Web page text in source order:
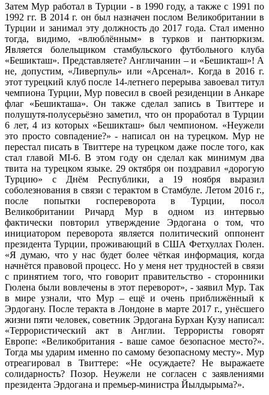
Затем Мур работал в Турции - в 1990 году, а также с 1991 по
1992 гг. В 2014 г. он был назначен послом Великобритании в
Турции и занимал эту должность до 2017 года. Стал именно
тогда, видимо, «влюблённым» в турков и пантюркизм.
Является болельщиком стамбульского футбольного клуба
«Бешикташ». Представляете? Англичанин – и «Бешикташ»! А
не, допустим, «Ливерпуль» или «Арсенал». Когда в 2016 г.
этот турецкий клуб после 14-летнего перерыва завоевал титул
чемпиона Турции, Мур повесил в своей резиденции в Анкаре
флаг «Бешикташа». Он также сделал запись в Твиттере и
полушутя-полусерьёзно заметил, что он проработал в Турции
6 лет, 4 из которых «Бешикташ» был чемпионом. «Неужели
это просто совпадение?» - написал он на турецком. Мур не
перестал писать в Твиттере на турецком даже после того, как
стал главой MI-6. В этом году он сделал как минимум два
твита на турецком языке. 29 октября он поздравил «дорогую
Турцию» с Днём Республики, а 19 ноября выразил
соболезнования в связи с терактом в Стамбуле. Летом 2016 г.,
после попытки госпереворота в Турции, посол
Великобритании Ричард Мур в одном из интервью
фактически повторил утверждение Эрдогана о том, что
инициатором переворота является политический оппонент
президента Турции, проживающий в США Фетхуллах Гюлен.
«Я думаю, что у нас будет более чёткая информация, когда
начнётся правовой процесс. Но у меня нет трудностей в связи
с принятием того, что говорит правительство - сторонники
Гюлена были вовлечены в этот переворот», - заявил Мур. Так
в мире узнали, что Мур – ещё и очень приближённый к
Эрдогану. После теракта в Лондоне в марте 2017 г., унёсшего
жизни пяти человек, советник Эрдогана Бурхан Кузу написал:
«Террористический акт в Англии. Террористы говорят
Европе: «Великобритания - ваше самое безопасное место?».
Тогда мы ударим именно по самому безопасному месту». Мур
отреагировал в Твиттере: «Не осуждаете? Не выражаете
солидарность? Позор. Неужели не согласен с заявлениями
президента Эрдогана и премьер-министра Йылдырыма?».